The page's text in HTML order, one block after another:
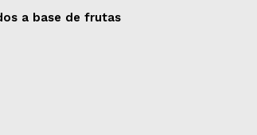
a base de frutas